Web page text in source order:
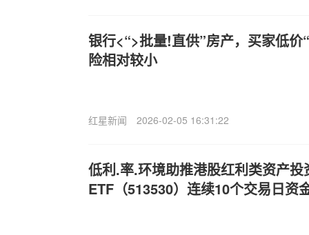
银行<“>批量!直供”房产，买家低价
险相对较小
红星新闻 2026-02-05 16:31:22
低利.率.环境助推港股红利类资产
ETF（513530）连续10个交易日资